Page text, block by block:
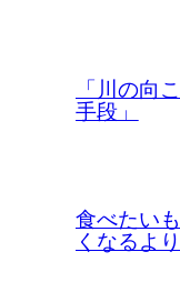
「川の向
手段」
食べたい
くなるよ